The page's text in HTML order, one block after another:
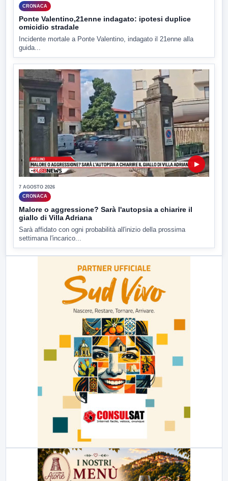
CRONACA
Ponte Valentino,21enne indagato: ipotesi duplice
omicidio stradale
Incidente mortale a Ponte Valentino, indagato il 21enne alla
guida...
▶
7 AGOSTO 2026
CRONACA
Malore o aggressione? Sarà l'autopsia a chiarire il
giallo di Villa Adriana
Sarà affidato con ogni probabilità all'inizio della prossima
settimana l'incarico...